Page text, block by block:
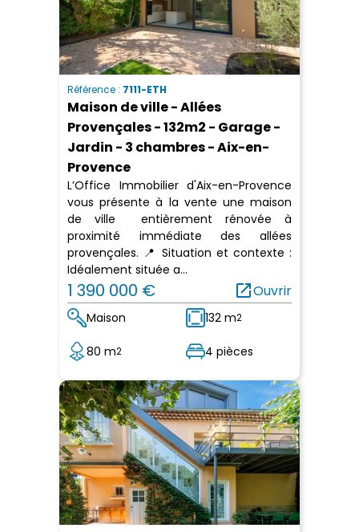
Référence : 7111-ETH
Maison de ville - Allées
Provençales - 132m2 - Garage -
Jardin - 3 chambres - Aix-en-
Provence
L’Office Immobilier d'Aix-en-Provence
vous présente à la vente une maison
de ville entièrement rénovée à
proximité immédiate des allées
provençales. 📍 Situation et contexte :
Idéalement située a...
1 390 000 € open_in_newOuvrir
Maison 132 m2
80 m2 4 pièces